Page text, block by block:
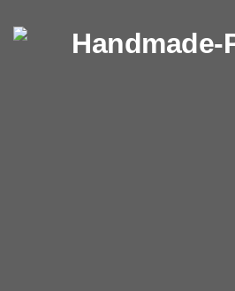
Перейти к содержимому